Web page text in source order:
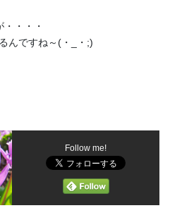
・・・
んですね～(・_・;)
Follow me!